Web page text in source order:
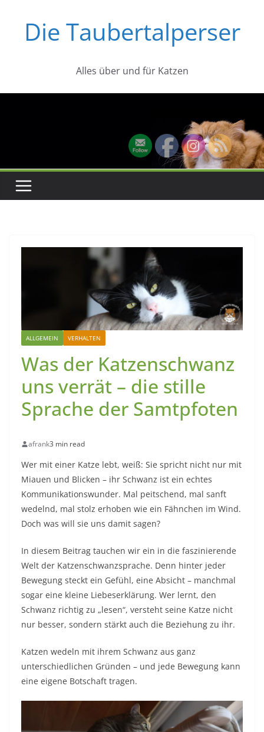
springenDie Taubertalperser
Alles über und für Katzen
ALLGEMEIN VERHALTEN
Was der Katzenschwanz
uns verrät – die stille
Sprache der Samtpfoten
afrank3 min read
Wer mit einer Katze lebt, weiß: Sie spricht nicht nur mit
Miauen und Blicken – ihr Schwanz ist ein echtes
Kommunikationswunder. Mal peitschend, mal sanft
wedelnd, mal stolz erhoben wie ein Fähnchen im Wind.
Doch was will sie uns damit sagen?
In diesem Beitrag tauchen wir ein in die faszinierende
Welt der Katzenschwanzsprache. Denn hinter jeder
Bewegung steckt ein Gefühl, eine Absicht – manchmal
sogar eine kleine Liebeserklärung. Wer lernt, den
Schwanz richtig zu „lesen“, versteht seine Katze nicht
nur besser, sondern stärkt auch die Beziehung zu ihr.
Katzen wedeln mit ihrem Schwanz aus ganz
unterschiedlichen Gründen – und jede Bewegung kann
eine eigene Botschaft tragen.